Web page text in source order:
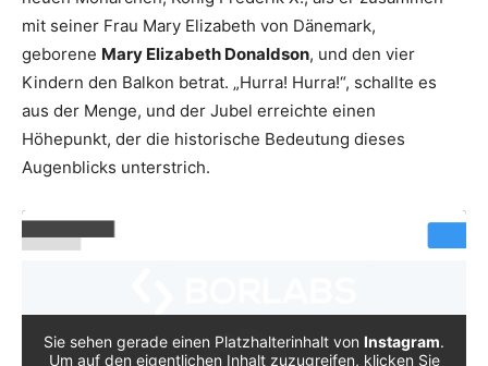
mit seiner Frau Mary Elizabeth von Dänemark,
geborene Mary Elizabeth Donaldson, und den vier
Kindern den Balkon betrat. „Hurra! Hurra!“, schallte es
aus der Menge, und der Jubel erreichte einen
Höhepunkt, der die historische Bedeutung dieses
Augenblicks unterstrich.
Sie sehen gerade einen Platzhalterinhalt von Instagram.
Um auf den eigentlichen Inhalt zuzugreifen, klicken Sie